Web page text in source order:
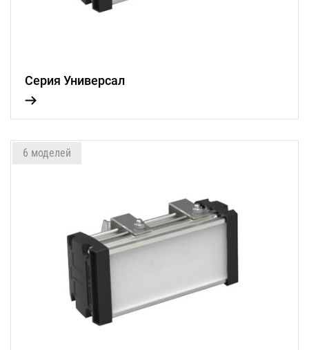
Серия Универсал
6 моделей